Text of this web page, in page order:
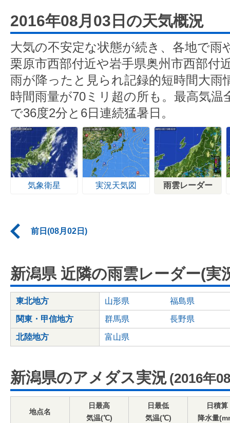
2016年08月03日の天気概況
大気の不安定な状態が続き、各地で雨
栗原市西部付近や岩手県奥州市西部付
雨が降ったと見られ記録的短時間大雨
時間雨量が70ミリ超の所も。最高気温
で36度2分と6日連続猛暑日。
気象衛星 実況天気図 雨雲レーダー
前日(08月02日)
新潟県 近隣の雨雲レーダー(実
東北地方 山形県 福島県
関東・甲信地方 群馬県 長野県
北陸地方 富山県
新潟県のアメダス実況 (2016年
地点名
日最高
気温(℃)
日最低
気温(℃)
日積算
降水量